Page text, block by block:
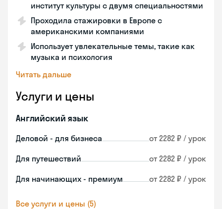
институт культуры с двумя специальностями
Проходила стажировки в Европе с
американскими компаниями
Использует увлекательные темы, такие как
музыка и психология
Читать дальше
Услуги и цены
Английский язык
Деловой - для бизнеса от 2282 ₽ / урок
Для путешествий от 2282 ₽ / урок
Для начинающих - премиум от 2282 ₽ / урок
Все услуги и цены (5)